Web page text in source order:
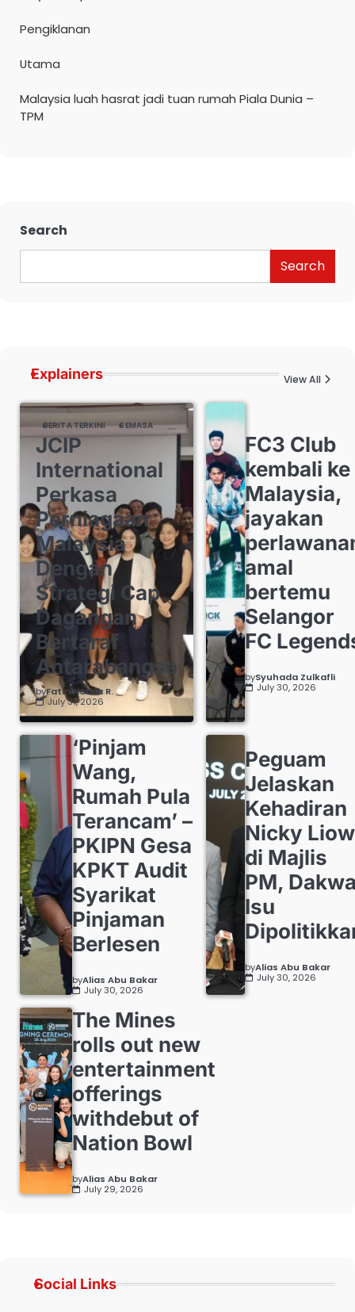
Pengiklanan
Utama
Malaysia luah hasrat jadi tuan rumah Piala Dunia –
TPM
Search
Search
Explainers View All
BERITA TERKINI SEMASA
JCIP
International
Perkasa
Perniagaan
Malaysia
Dengan
Strategi Cap
Dagangan
Bertaraf
Antarabangsa
byFatin Nabila R.
July 31, 2026
FC3 Club
kembali ke
Malaysia,
jayakan
amal
bertemu
Selangor
FC
bySyuhada Zulkafli
July 30, 2026
‘Pinjam
Wang,
Rumah Pula
Terancam’ –
PKIPN Gesa
KPKT Audit
Syarikat
Pinjaman
Berlesen
byAlias Abu Bakar
July 30, 2026
Peguam
Jelaskan
Kehadiran
Nicky Liow
di Majlis
PM,
Isu
byAlias Abu Bakar
July 30, 2026
The Mines
rolls out new
entertainment
offerings
withdebut of
Nation Bowl
byAlias Abu Bakar
July 29, 2026
Social Links